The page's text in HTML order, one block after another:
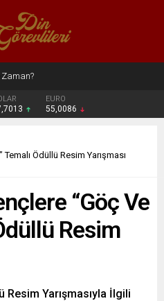
Zaman?
EURO
55,0086
Ödüllü Resim Yarışması
“Göç Ve
Resim
Resim Yarışmasıyla İlgili